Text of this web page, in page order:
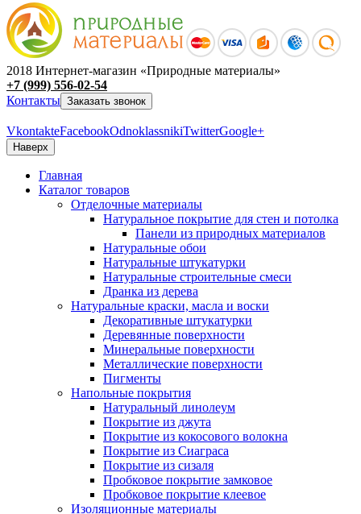
2018 Интернет-магазин «Природные материалы»
+7 (999) 556-02-54
Контакты Заказать звонок
VkontakteFacebookOdnoklassnikiTwitterGoogle+
Наверх
Главная
Каталог товаров
Отделочные материалы
Натуральное покрытие для стен и потолка
Панели из природных материалов
Натуральные обои
Натуральные штукатурки
Натуральные строительные смеси
Дранка из дерева
Натуральные краски, масла и воски
Декоративные штукатурки
Деревянные поверхности
Минеральные поверхности
Металлические поверхности
Пигменты
Напольные покрытия
Натуральный линолеум
Покрытие из джута
Покрытие из кокосового волокна
Покрытие из Сиаграса
Покрытие из сизаля
Пробковое покрытие замковое
Пробковое покрытие клеевое
Изоляционные материалы